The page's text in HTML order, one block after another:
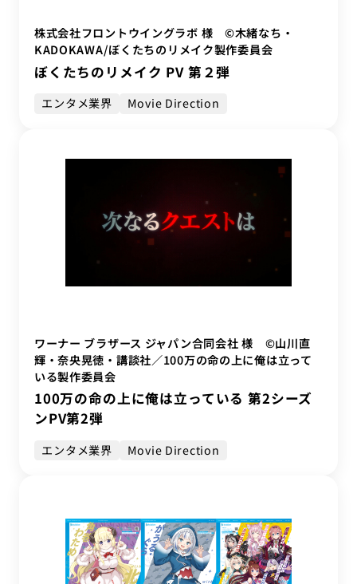
株式会社フロントウイングラボ 様 ©木緒なち・
KADOKAWA/ぼくたちのリメイク製作委員会
ぼくたちのリメイク PV 第２弾
エンタメ業界 Movie Direction
ワーナー ブラザース ジャパン合同会社 様 ©山川直
輝・奈央晃徳・講談社／100万の命の上に俺は立って
いる製作委員会
100万の命の上に俺は立っている 第2シーズ
ンPV第2弾
エンタメ業界 Movie Direction